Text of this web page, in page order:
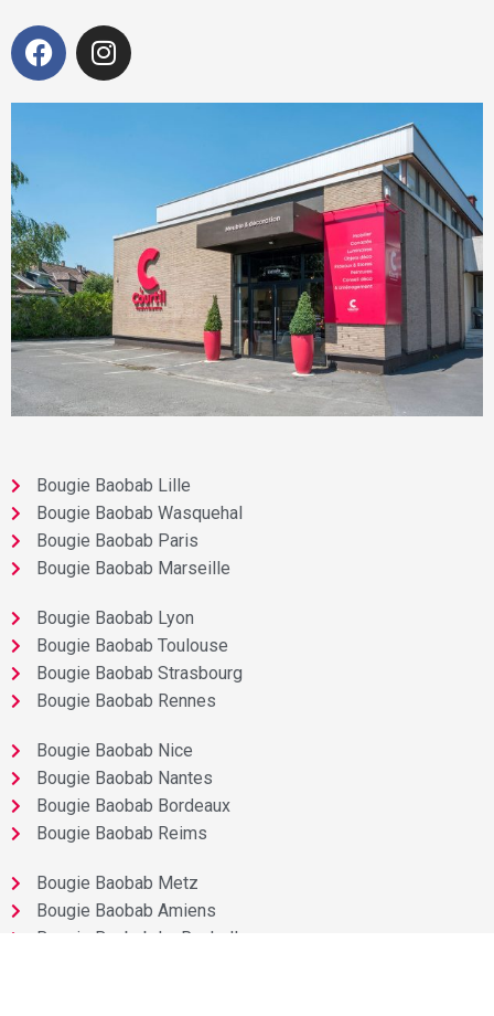
Bougie Baobab Lille
Bougie Baobab Wasquehal
Bougie Baobab Paris
Bougie Baobab Marseille
Bougie Baobab Lyon
Bougie Baobab Toulouse
Bougie Baobab Strasbourg
Bougie Baobab Rennes
Bougie Baobab Nice
Bougie Baobab Nantes
Bougie Baobab Bordeaux
Bougie Baobab Reims
Bougie Baobab Metz
Bougie Baobab Amiens
Bougie Baobab La Rochelle